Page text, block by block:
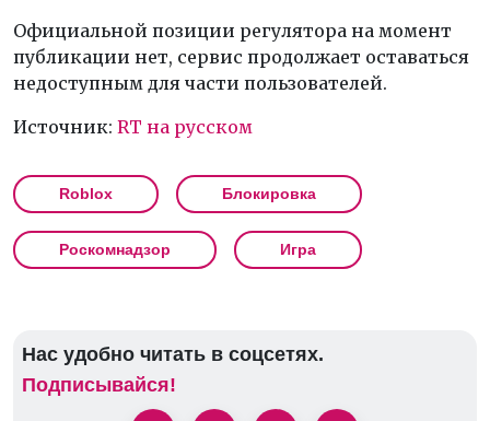
Официальной позиции регулятора на момент
публикации нет, сервис продолжает оставаться
недоступным для части пользователей.
Источник: RT на русском
Roblox Блокировка
Роскомнадзор Игра
Нас удобно читать в соцсетях.
Подписывайся!